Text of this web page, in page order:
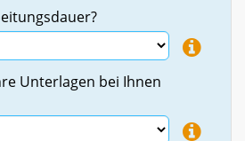
Unterlagen bei Ihnen